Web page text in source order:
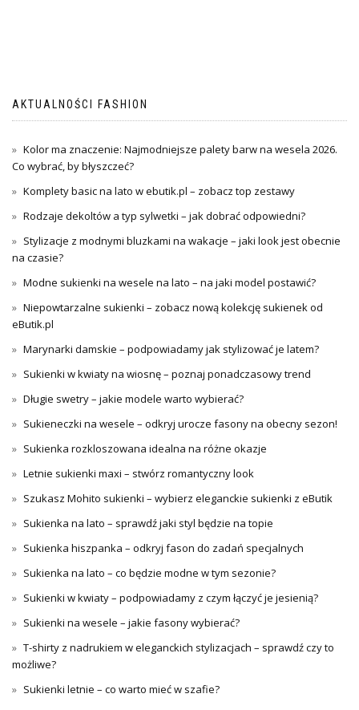
AKTUALNOŚCI FASHION
Kolor ma znaczenie: Najmodniejsze palety barw na wesela 2026.
Co wybrać, by błyszczeć?
Komplety basic na lato w ebutik.pl – zobacz top zestawy
Rodzaje dekoltów a typ sylwetki – jak dobrać odpowiedni?
Stylizacje z modnymi bluzkami na wakacje – jaki look jest obecnie
na czasie?
Modne sukienki na wesele na lato – na jaki model postawić?
Niepowtarzalne sukienki – zobacz nową kolekcję sukienek od
eButik.pl
Marynarki damskie – podpowiadamy jak stylizować je latem?
Sukienki w kwiaty na wiosnę – poznaj ponadczasowy trend
Długie swetry – jakie modele warto wybierać?
Sukieneczki na wesele – odkryj urocze fasony na obecny sezon!
Sukienka rozkloszowana idealna na różne okazje
Letnie sukienki maxi – stwórz romantyczny look
Szukasz Mohito sukienki – wybierz eleganckie sukienki z eButik
Sukienka na lato – sprawdź jaki styl będzie na topie
Sukienka hiszpanka – odkryj fason do zadań specjalnych
Sukienka na lato – co będzie modne w tym sezonie?
Sukienki w kwiaty – podpowiadamy z czym łączyć je jesienią?
Sukienki na wesele – jakie fasony wybierać?
T-shirty z nadrukiem w eleganckich stylizacjach – sprawdź czy to
możliwe?
Sukienki letnie – co warto mieć w szafie?